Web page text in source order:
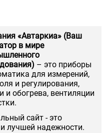
«Автаркиа» (Ваш
в мире
– это приборы
для измерений,
и регулирования,
и обогрева, вентиляции
сайт - это
лучшей надежности.